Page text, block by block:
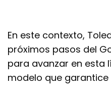
En este contexto,
próximos pasos del
para avanzar en esta
modelo que